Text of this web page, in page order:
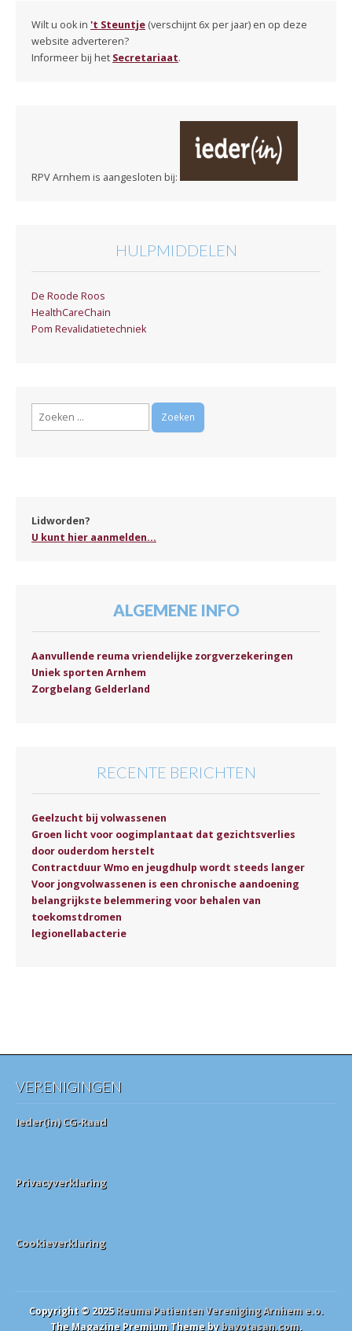
Wilt u ook in 't Steuntje (verschijnt 6x per jaar) en op deze
website adverteren?
Informeer bij het Secretariaat.
RPV Arnhem is aangesloten bij:
HULPMIDDELEN
De Roode Roos
HealthCareChain
Pom Revalidatietechniek
Zoeken
Lidworden?
U kunt hier aanmelden...
ALGEMENE INFO
Aanvullende reuma vriendelijke zorgverzekeringen
Uniek sporten Arnhem
Zorgbelang Gelderland
RECENTE BERICHTEN
Geelzucht bij volwassenen
Groen licht voor oogimplantaat dat gezichtsverlies
door ouderdom herstelt
Contractduur Wmo en jeugdhulp wordt steeds langer
Voor jongvolwassenen is een chronische aandoening
belangrijkste belemmering voor behalen van
toekomstdromen
legionellabacterie
VERENIGINGEN
Ieder(in) CG-Raad
Privacyverklaring
Cookieverklaring
Copyright © 2025Reuma Patienten Vereniging Arnhem e.o.
The Magazine Premium Theme bybavotasan.com.